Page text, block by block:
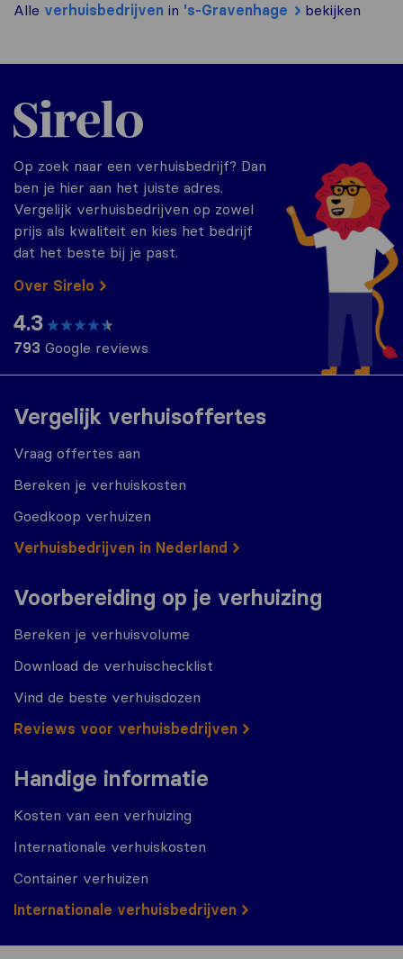
Alle verhuisbedrijven in 's-Gravenhage bekijken
Vergelijk verhuisoffertes
Vraag offertes aan
Bereken je verhuiskosten
Goedkoop verhuizen
Verhuisbedrijven in Nederland
Voorbereiding op je verhuizing
Bereken je verhuisvolume
Download de verhuischecklist
Vind de beste verhuisdozen
Reviews voor verhuisbedrijven
Handige informatie
Kosten van een verhuizing
Internationale verhuiskosten
Container verhuizen
Internationale verhuisbedrijven
Sirelo.nl
Op zoek naar een verhuisbedrijf? Dan
ben je hier aan het juiste adres.
Vergelijk verhuisbedrijven op zowel
prijs als kwaliteit en kies het bedrijf
dat het beste bij je past.
Over Sirelo
4.3
793 Google reviews